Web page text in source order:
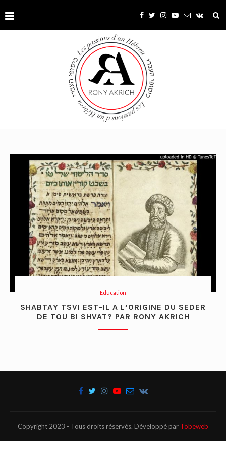
Education
SHABTAY TSVI EST-IL A L’ORIGINE DU SEDER
DE TOU BI SHVAT? PAR RONY AKRICH
Copyright 2023 - Tous droits réservés. Développé par Tobeweb